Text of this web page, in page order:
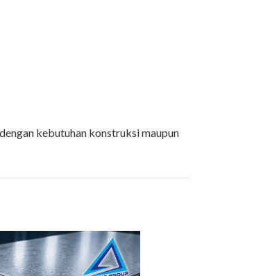
kebutuhan konstruksi maupun